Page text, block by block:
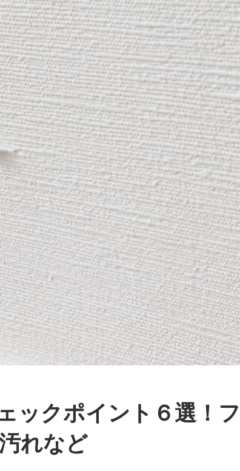
ックポイント６選！フ
れなど